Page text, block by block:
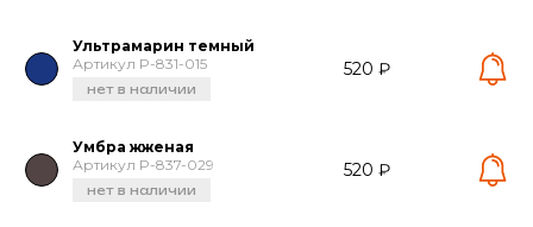
Ультрамарин темный
Артикул P-831-015
нет в наличии
520 ₽
Умбра жженая
Артикул P-837-029
нет в наличии
520 ₽